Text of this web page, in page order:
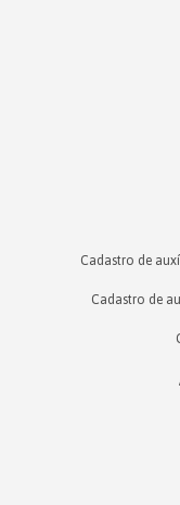
Cadastro de
Cadastro de